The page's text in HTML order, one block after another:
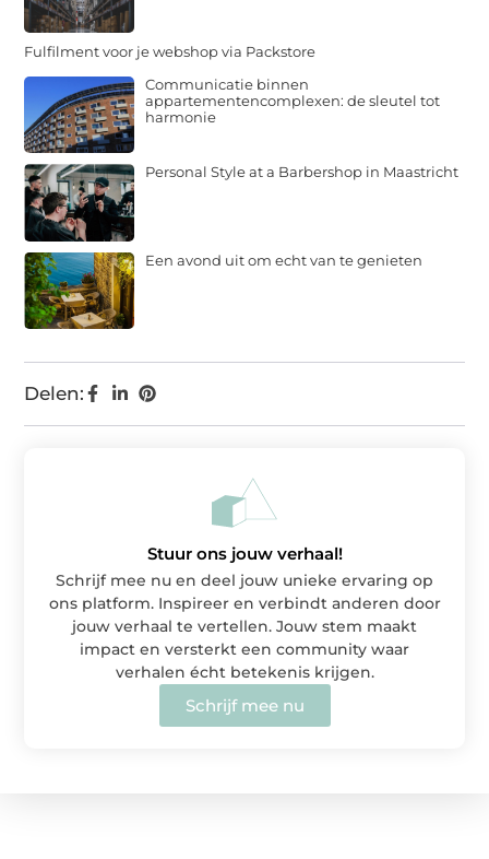
Delen:
Fulfilment voor je webshop via Packstore
Communicatie binnen
appartementencomplexen: de sleutel tot
harmonie
Personal Style at a Barbershop in Maastricht
Een avond uit om echt van te genieten
Stuur ons jouw verhaal!
Schrijf mee nu en deel jouw unieke ervaring op
ons platform. Inspireer en verbindt anderen door
jouw verhaal te vertellen. Jouw stem maakt
impact en versterkt een community waar
verhalen écht betekenis krijgen.
Schrijf mee nu